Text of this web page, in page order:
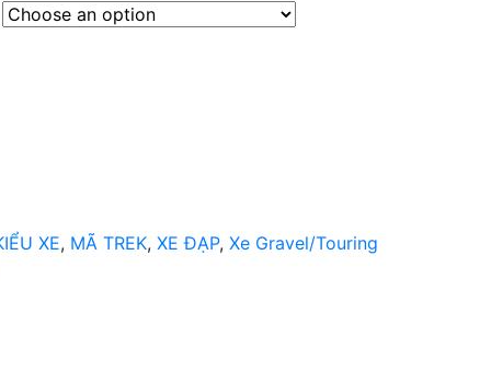
XE, MÃ TREK,XE ĐẠP,Xe Gravel/Touring